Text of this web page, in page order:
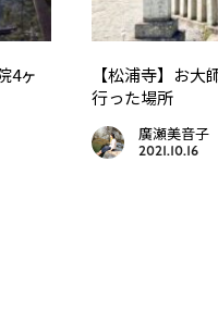
4ヶ
【松浦寺】お
行った場所
廣瀬美音子
2021.10.16